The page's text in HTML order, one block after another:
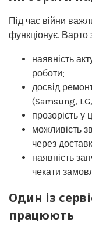
Під час війни
функціонує. Варто
наявність
роботи;
досвід
(Samsung,
прозорість у
можливість
через
наявність
чекати
Один із
працюють